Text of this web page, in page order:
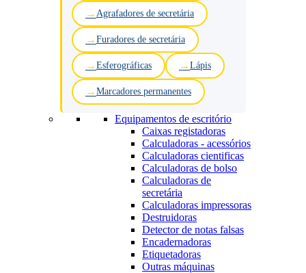
Agrafadores de secretária
Furadores de secretária
Esferográficas Lápis
Marcadores permanentes
Equipamentos de escritório
Caixas registadoras
Calculadoras - acessórios
Calculadoras cientificas
Calculadoras de bolso
Calculadoras de
secretária
Calculadoras impressoras
Destruidoras
Detector de notas falsas
Encadernadoras
Etiquetadoras
Outras máquinas